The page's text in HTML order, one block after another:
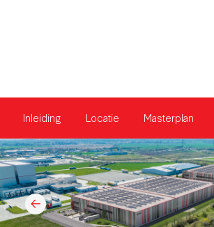
Inleiding Locatie Masterplan